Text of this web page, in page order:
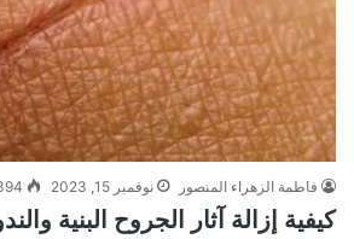
فاطمة الزهراء المنصور نوفمبر 15, 2023
كيفية إزالة آثار الجروح البنية